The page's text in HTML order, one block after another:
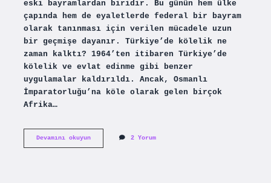
eski bayramlardan biridir. Bu günün hem ülke
çapında hem de eyaletlerde federal bir bayram
olarak tanınması için verilen mücadele uzun
bir geçmişe dayanır. Türkiye’de kölelik ne
zaman kalktı? 1964’ten itibaren Türkiye’de
kölelik ve evlat edinme gibi benzer
uygulamalar kaldırıldı. Ancak, Osmanlı
İmparatorluğu’na köle olarak gelen birçok
Afrika…
Devamını okuyunKölelik
2 Yorum